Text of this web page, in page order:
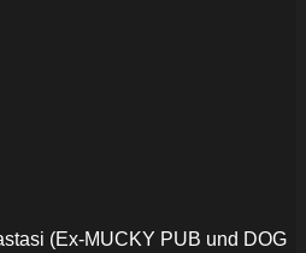
(Ex-MUCKY PUB und DOG